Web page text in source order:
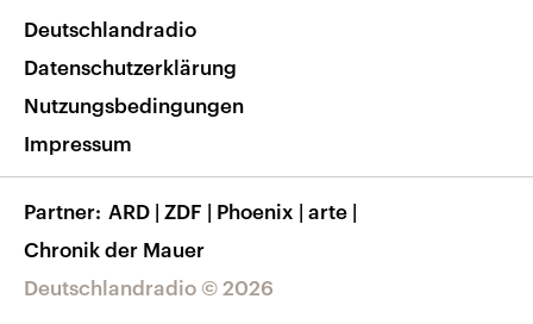
Nachrichten App
Frequenzen
Veranstaltungen
Musikliste
RSS
Barrierefreiheit
Deutschlandradio © 2026
Deutschlandradio
Datenschutzerklärung
Nutzungsbedingungen
Impressum
Partner ARD | ZDF | Phoenix | arte |
Chronik der Mauer